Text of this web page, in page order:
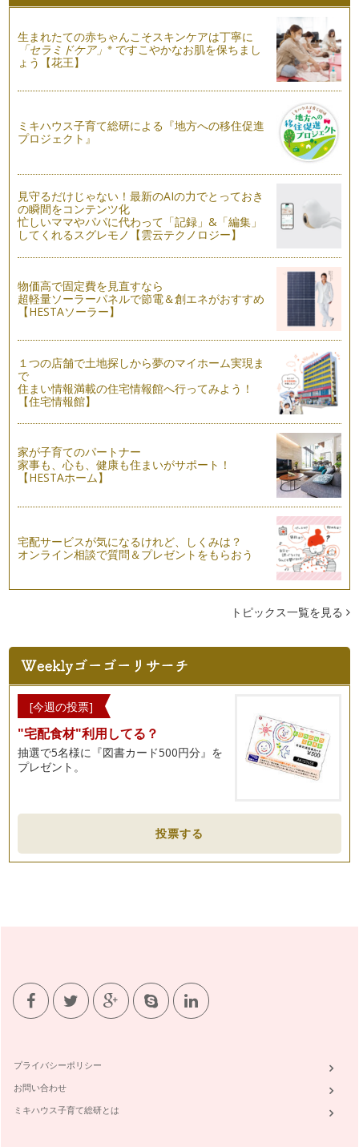
「ジャイアントペーパーフラワー」は…
難しいテクニックはいらない！バレンタインのテーブルコーデ
ィネート
年が明けるとあっという間に日が過ぎていき、２月のイベント
今年のお正月はコレ！１００均アイテムでテーブルが華やぐお
もてなしアイデア
日本の伝統行事のひとつである「お正月」。ちょっとしたアイ
男の子も大人も楽しめるテーマパーティー
こういうかわいいのは女の子向け…と思っている男の子ママは
多いのではないでしょ…
お子様が好きなものをテーマにしたパーティーをしてみません
か？ 大きくなった時にお誕生日会の…
クリスマスパーティーで楽しい思い出写真を残すアイデア
クリスマスといえば「クリスマスツリー」も欠かせませんよ
ね。ただ小さなお子様がいるとツリーを…
クリスマスをもっと盛り上げてくれるパーティーグッズ&アイ
デア
パーティーグッズでは定番となりつつあるバナー。『パーティ
手作りアイテムでクリスマスパーティーをもっと素敵に演出し
よう！
今年も残すところ後1ヵ月。こどもたちの楽しみにしているク
生まれたての赤ちゃんこそスキンケアは丁寧に
「セラミドケア」※ ですこやかなお肌を保ちまし
ょう【花王】
ミキハウス子育て総研による『地方への移住促進
プロジェクト』
見守るだけじゃない！最新のAIの力でとっておき
の瞬間をコンテンツ化
忙しいママやパパに代わって「記録」&「編集」
してくれるスグレモノ【雲云テクノロジー】
物価高で固定費を見直すなら
超軽量ソーラーパネルで節電＆創エネがおすすめ
【HESTAソーラー】
１つの店舗で土地探しから夢のマイホーム実現ま
で
住まい情報満載の住宅情報館へ行ってみよう！
【住宅情報館】
家が子育てのパートナー
家事も、心も、健康も住まいがサポート！
【HESTAホーム】
宅配サービスが気になるけれど、しくみは？
オンライン相談で質問＆プレゼントをもらおう
トピックス一覧を見る
[今週の投票]
"宅配食材"利用してる？
抽選で5名様に『図書カード500円分』を
プレゼント。
投票する
プライバシーポリシー
お問い合わせ
ミキハウス子育て総研とは